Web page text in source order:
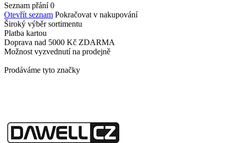
Seznam přání0
Otevřít seznam Pokračovat v nakupování
Široký výběrsortimentu
Platba kartou
Doprava nad 5000 Kč ZDARMA
Možnost vyzvednutína prodejně
Prodáváme tyto značky